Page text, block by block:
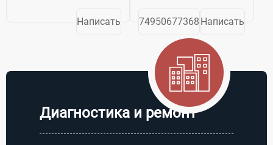
что стало
попадает в наши
надёжные руки....
Написать
мастеров
диагностику,
ремонт
смартфонов,
телевизоров,
ноутбуков и
другой
электроники с
использованием...
74950677368 Написать
Диагностика и ремонт